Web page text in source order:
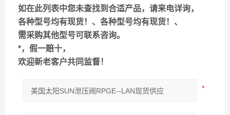
如在此列表中您未查找到合适产品，请来电详询，
各种型号均有现货！、各种型号均有现货！、
需采购其他型号可联系咨询。
*，假一赔十，
欢迎新老客户共同监督！